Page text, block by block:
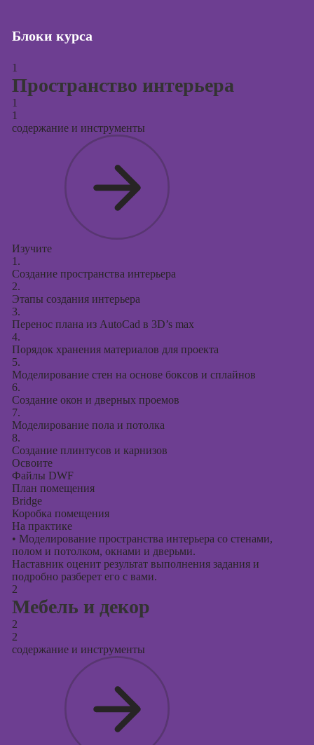
Блоки курса
1
Пространство интерьера
1
1
содержание и инструменты
Изучите
1.
Создание пространства интерьера
2.
Этапы создания интерьера
3.
Перенос плана из AutoCad в 3D’s max
4.
Порядок хранения материалов для проекта
5.
Моделирование стен на основе боксов и сплайнов
6.
Создание окон и дверных проемов
7.
Моделирование пола и потолка
8.
Создание плинтусов и карнизов
Освоите
Файлы DWF
План помещения
Bridge
Коробка помещения
На практике
• Моделирование пространства интерьера со стенами,
полом и потолком, окнами и дверьми.
Наставник оценит результат выполнения задания и
подробно разберет его с вами.
2
Мебель и декор
2
2
содержание и инструменты